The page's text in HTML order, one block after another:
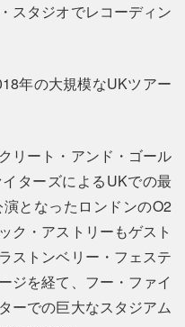
スタジオでレコーディン
年の大規模なUKツアー
リート・アンド・ゴール
ターズによるUKでの最
となったロンドンのO2
ク・アストリーもゲスト
ストンベリー・フェステ
ジを経て、フー・ファイ
ーでの巨大なスタジアム